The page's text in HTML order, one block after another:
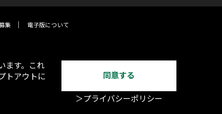
集 電子版について
ます。これ
トアウトに
同意する
＞プライバシーポリシー